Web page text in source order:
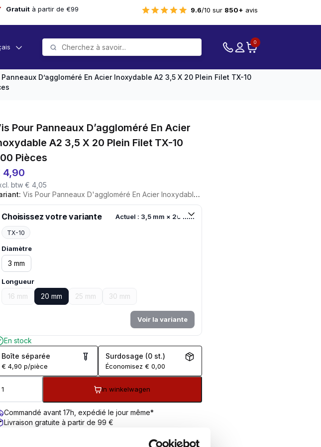
Gratuità partir de €99 9.6/10 sur 850+ avis
0
D’aggloméré En Acier Inoxydable A2 3,5 X 20 Plein Filet TX-10
Pour Panneaux D’aggloméré En Acier
A2 3,5 X 20 Plein Filet TX-10
Pièces
4,90
btw € 4,05
Vis Pour Panneaux D'aggloméré En Acier Inoxydable A2 3,5 X 20 Plein Filet TX-10 200 Pièces
Choisissez votre variante Actuel : 3,5 mm × 20 mm
TX-10
Diamètre
3 mm
Longueur
16 mm 20 mm 25 mm 30 mm
Voir la variante
En stock
Boîte séparée
€ 4,90 p/pièce
Surdosage (0 st.)
Économisez € 0,00
In winkelwagen
Commandé avant 17h, expédié le jour même*
Livraison gratuite à partir de 99 €